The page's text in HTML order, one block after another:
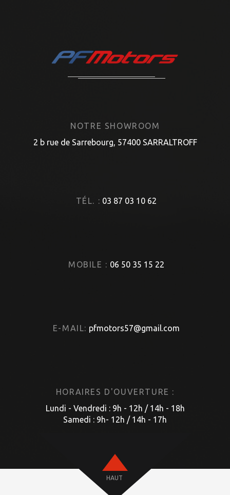
NOTRE SHOWROOM
2 b rue de Sarrebourg, 57400 SARRALTROFF
TÉL. : 03 87 03 10 62
MOBILE : 06 50 35 15 22
E-MAIL: pfmotors57@gmail.com
HORAIRES D'OUVERTURE :
Lundi - Vendredi : 9h - 12h / 14h - 18h
Samedi : 9h- 12h / 14h - 17h
HAUT